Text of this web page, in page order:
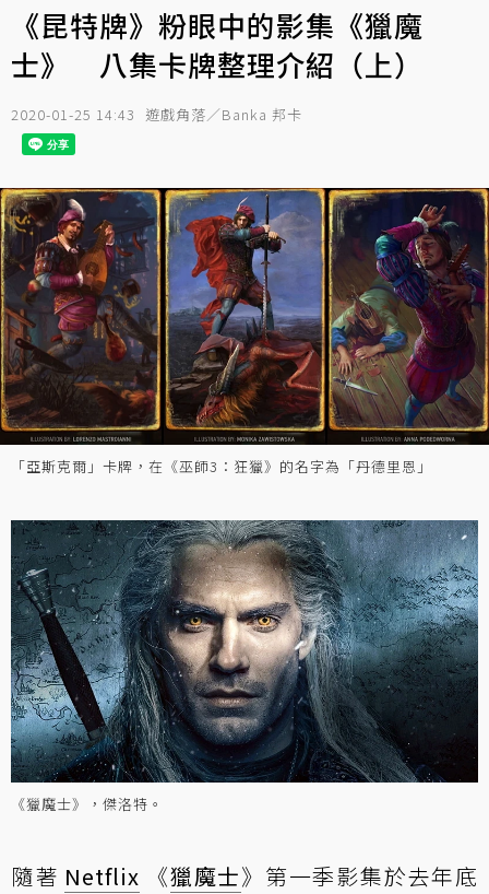
《昆特牌》粉眼中的影集《獵魔
士》 八集卡牌整理介紹（上）
2020-01-25 14:43 遊戲角落／Banka 邦卡
「亞斯克爾」卡牌，在《巫師3：狂獵》的名字為「丹德里恩」
《獵魔士》，傑洛特。
隨著 Netflix 《獵魔士》第一季影集於去年底